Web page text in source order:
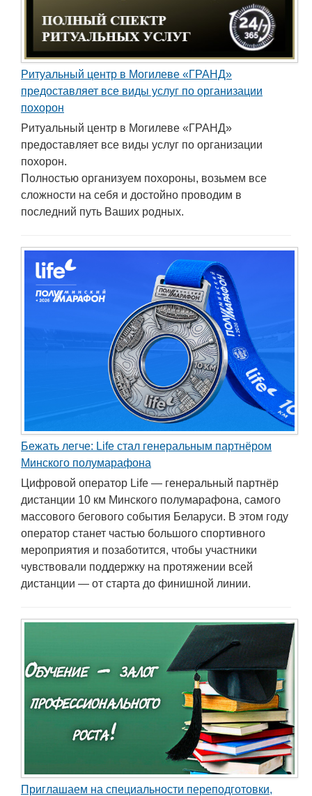
Ритуальный центр в Могилеве «ГРАНД»
предоставляет все виды услуг по организации
похорон
Ритуальный центр в Могилеве «ГРАНД»
предоставляет все виды услуг по организации
похорон.
Полностью организуем похороны, возьмем все
сложности на себя и достойно проводим в
последний путь Ваших родных.
Бежать легче: Life стал генеральным партнёром
Минского полумарафона
Цифровой оператор Life — генеральный партнёр
дистанции 10 км Минского полумарафона, самого
массового бегового события Беларуси. В этом году
оператор станет частью большого спортивного
мероприятия и позаботится, чтобы участники
чувствовали поддержку на протяжении всей
дистанции — от старта до финишной линии.
Приглашаем на специальности переподготовки,